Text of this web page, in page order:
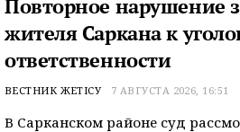
Повторное нарушение
жителя Саркана к
ответственности
ВЕСТНИК ЖЕТІСУ 7 АВГУСТА 2026, 16:51
В Сарканском районе суд